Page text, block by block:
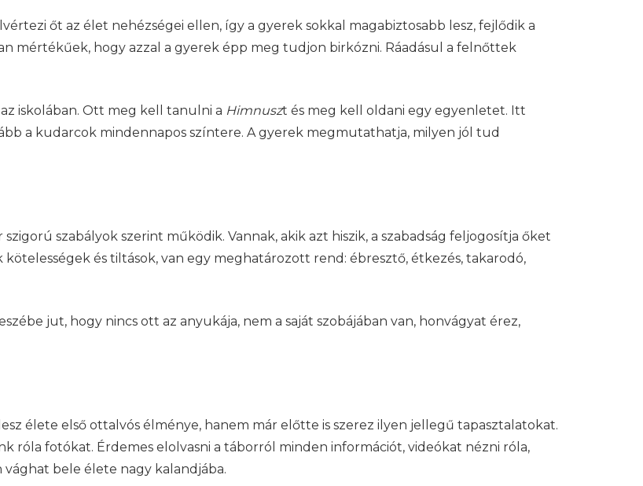
őt az élet nehézségei ellen, így a gyerek sokkal magabiztosabb lesz, fejlődik a
mértékűek, hogy azzal a gyerek épp meg tudjon birkózni. Ráadásul a felnőttek
iskolában. Ott meg kell tanulni a Himnuszt és meg kell oldani egy egyenletet. Itt
a kudarcok mindennapos színtere. A gyerek megmutathatja, milyen jól tud
szabályok szerint működik. Vannak, akik azt hiszik, a szabadság feljogosítja őket
és tiltások, van egy meghatározott rend: ébresztő, étkezés, takarodó,
jut, hogy nincs ott az anyukája, nem a saját szobájában van, honvágyat érez,
lesz élete első ottalvós élménye, hanem már előtte is szerez ilyen jellegű tapasztalatokat.
fotókat. Érdemes elolvasni a táborról minden információt, videókat nézni róla,
vághat bele élete nagy kalandjába.